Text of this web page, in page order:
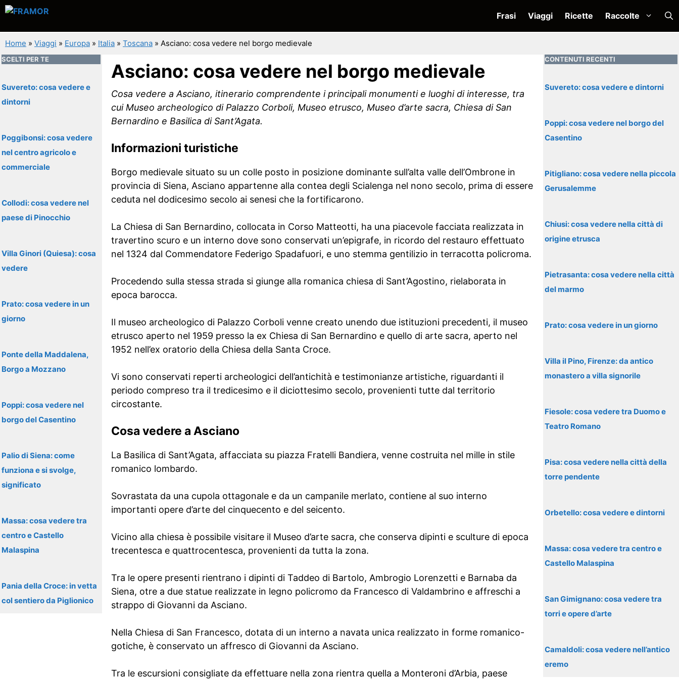
Vai
contenuto
Frasi Viaggi Ricette Raccolte
Home » Viaggi » Europa » Italia » Toscana » Asciano: cosa vedere nel borgo medievale
Asciano: cosa vedere nel borgo medievale
Cosa vedere a Asciano, itinerario comprendente i principali monumenti e luoghi di interesse, tra
cui Museo archeologico di Palazzo Corboli, Museo etrusco, Museo d’arte sacra, Chiesa di San
Bernardino e Basilica di Sant’Agata.
Informazioni turistiche
Borgo medievale situato su un colle posto in posizione dominante sull’alta valle dell’Ombrone in
provincia di Siena, Asciano appartenne alla contea degli Scialenga nel nono secolo, prima di essere
ceduta nel dodicesimo secolo ai senesi che la fortificarono.
La Chiesa di San Bernardino, collocata in Corso Matteotti, ha una piacevole facciata realizzata in
travertino scuro e un interno dove sono conservati un’epigrafe, in ricordo del restauro effettuato
nel 1324 dal Commendatore Federigo Spadafuori, e uno stemma gentilizio in terracotta policroma.
Procedendo sulla stessa strada si giunge alla romanica chiesa di Sant’Agostino, rielaborata in
epoca barocca.
Il museo archeologico di Palazzo Corboli venne creato unendo due istituzioni precedenti, il museo
etrusco aperto nel 1959 presso la ex Chiesa di San Bernardino e quello di arte sacra, aperto nel
1952 nell’ex oratorio della Chiesa della Santa Croce.
Vi sono conservati reperti archeologici dell’antichità e testimonianze artistiche, riguardanti il
periodo compreso tra il tredicesimo e il diciottesimo secolo, provenienti tutte dal territorio
circostante.
Cosa vedere a Asciano
La Basilica di Sant’Agata, affacciata su piazza Fratelli Bandiera, venne costruita nel mille in stile
romanico lombardo.
Sovrastata da una cupola ottagonale e da un campanile merlato, contiene al suo interno
importanti opere d’arte del cinquecento e del seicento.
Vicino alla chiesa è possibile visitare il Museo d’arte sacra, che conserva dipinti e sculture di epoca
trecentesca e quattrocentesca, provenienti da tutta la zona.
Tra le opere presenti rientrano i dipinti di Taddeo di Bartolo, Ambrogio Lorenzetti e Barnaba da
Siena, otre a due statue realizzate in legno policromo da Francesco di Valdambrino e affreschi a
strappo di Giovanni da Asciano.
Nella Chiesa di San Francesco, dotata di un interno a navata unica realizzato in forme romanico-
gotiche, è conservato un affresco di Giovanni da Asciano.
Tra le escursioni consigliate da effettuare nella zona rientra quella a Monteroni d’Arbia, paese
SCELTI PER TE
Suvereto: cosa vedere e
dintorni
Poggibonsi: cosa vedere
nel centro agricolo e
commerciale
Collodi: cosa vedere nel
paese di Pinocchio
Villa Ginori (Quiesa): cosa
vedere
Prato: cosa vedere in un
giorno
Ponte della Maddalena,
Borgo a Mozzano
Poppi: cosa vedere nel
borgo del Casentino
Palio di Siena: come
funziona e si svolge,
significato
Massa: cosa vedere tra
centro e Castello
Malaspina
Pania della Croce: in vetta
col sentiero da Piglionico
CONTENUTI RECENTI
Suvereto: cosa vedere e dintorni
Poppi: cosa vedere nel borgo del
Casentino
Pitigliano: cosa vedere nella piccola
Gerusalemme
Chiusi: cosa vedere nella città di
origine etrusca
Pietrasanta: cosa vedere nella città
del marmo
Prato: cosa vedere in un giorno
Villa il Pino, Firenze: da antico
monastero a villa signorile
Fiesole: cosa vedere tra Duomo e
Teatro Romano
Pisa: cosa vedere nella città della
torre pendente
Orbetello: cosa vedere e dintorni
Massa: cosa vedere tra centro e
Castello Malaspina
San Gimignano: cosa vedere tra
torri e opere d’arte
Camaldoli: cosa vedere nell’antico
eremo